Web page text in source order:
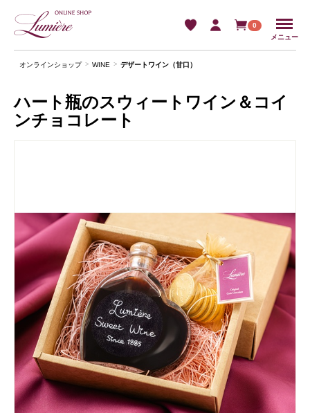
0
メニュー
オンラインショップ WINE デザートワイン（甘口）
ハート瓶のスウィートワイン＆コイ
ンチョコレート